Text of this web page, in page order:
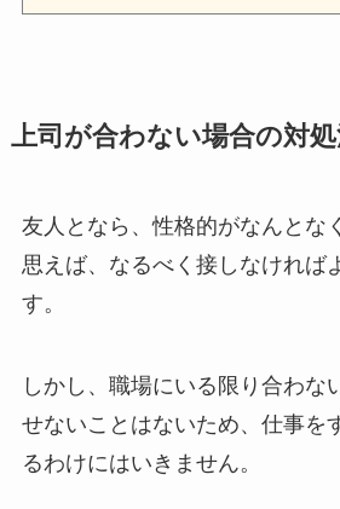
上司が合わない場合の対
友人となら、性格的がなんとな
思えば、なるべく接しなければ
す。
しかし、職場にいる限り合わな
せないことはないため、仕事を
るわけにはいきません。